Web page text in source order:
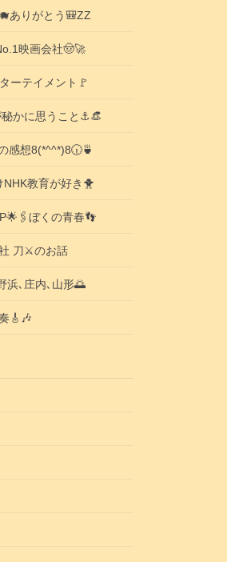
ありがとう🎒ZZ
映画会社🤠🚀
ーテイメント🚩
かに思うこと⚓️👒
感想8(*^^*)8🕡️🍵
NHK教育が好き🐥
ぼくの青春👣
刀⚔️のお話
浜､庄内､山形🌅
🎸🎶